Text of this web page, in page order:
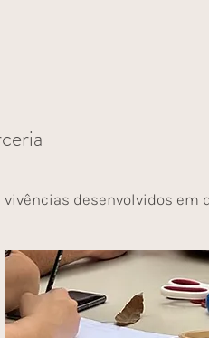
vivências desenvolvidos